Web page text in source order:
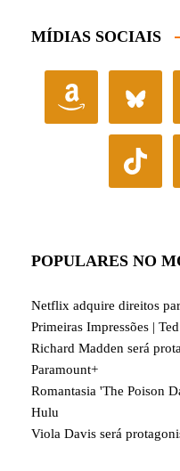
MÍDIAS SOCIAIS
POPULARES NO
Netflix adquire direitos
Primeiras Impressões |
Richard Madden será
Paramount+
Romantasia 'The Poison
Hulu
Viola Davis será